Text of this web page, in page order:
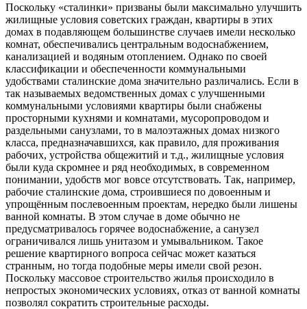
Поскольку «сталинки» призваны были максимально улучшить
жилищные условия советских граждан, квартиры в этих
домах в подавляющем большинстве случаев имели несколько
комнат, обеспечивались центральным водоснабжением,
канализацией и водяным отоплением. Однако по своей
классификации и обеспеченности коммунальными
удобствами сталинские дома значительно различались. Если в
так называемых ведомственных домах с улучшенными
коммунальными условиями квартиры были снабжены
просторными кухнями и комнатами, мусоропроводом и
раздельными санузлами, то в малоэтажных домах низкого
класса, предназначавшихся, как правило, для проживания
рабочих, устройства общежитий и т.д., жилищные условия
были куда скромнее и ряд необходимых, в современном
понимании, удобств мог вовсе отсутствовать. Так, например,
рабочие сталинские дома, строившиеся по довоенным и
упрощённым послевоенным проектам, нередко были лишены
ванной комнаты. В этом случае в доме обычно не
предусматривалось горячее водоснабжение, а санузел
ограничивался лишь унитазом и умывальником. Такое
решение квартирного вопроса сейчас может казаться
странным, но тогда подобные меры имели свой резон.
Поскольку массовое строительство жилья происходило в
непростых экономических условиях, отказ от ванной комнаты
позволял сократить строительные расходы.